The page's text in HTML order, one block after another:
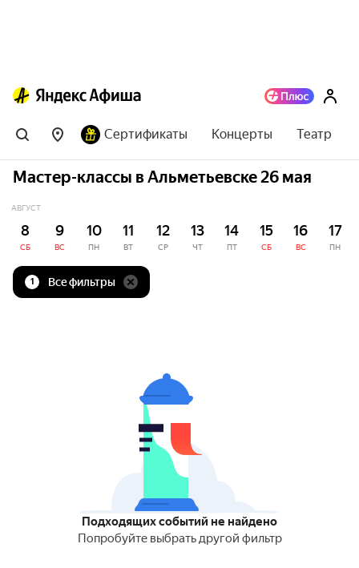
Сертификаты Концерты Театр
Мастер-классы в Альметьевске 26 мая
АВГУСТ
8
СБ
9
ВС
10
ПН
11
ВТ
12
СР
13
ЧТ
14
ПТ
15
СБ
16
ВС
17
ПН
1 Все фильтры
Подходящих событий не найдено
Попробуйте выбрать другой фильтр